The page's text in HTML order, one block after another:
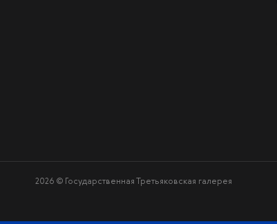
2026 © Государственная Третьяковская галерея